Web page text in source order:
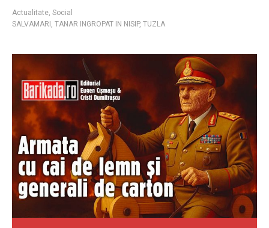
Actualitate, Social
SALVAMARI , TANAR INGROPAT IN NISIP, TUZLA